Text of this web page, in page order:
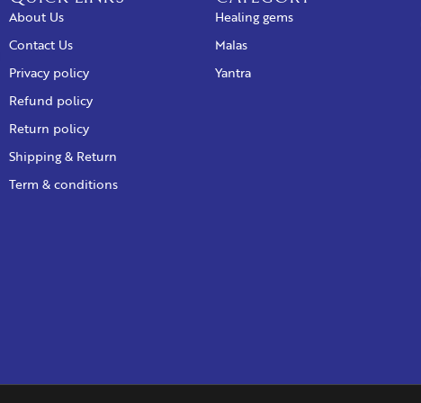
About Us
Contact Us
Privacy policy
Refund policy
Return policy
Shipping & Return
Term & conditions
Healing gems
Malas
Yantra